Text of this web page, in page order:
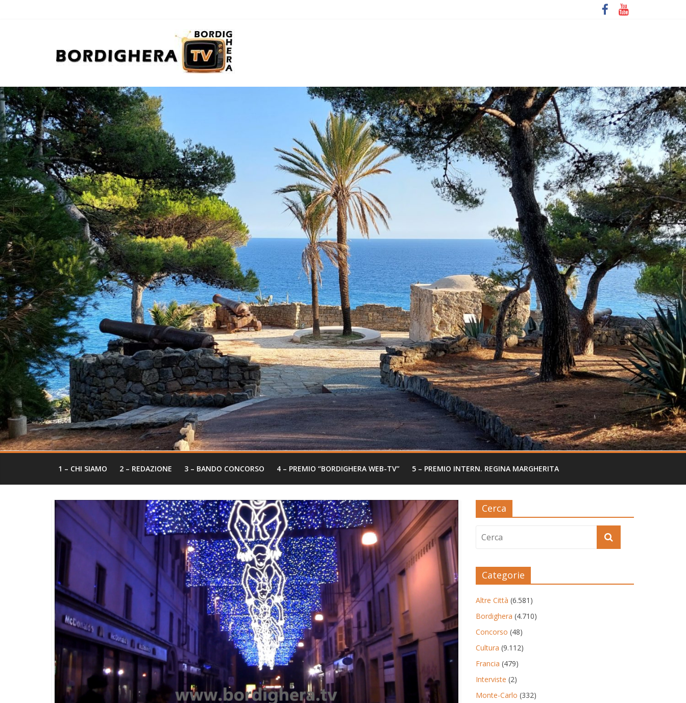
1 – CHI SIAMO 2 – REDAZIONE 3 – BANDO CONCORSO 4 – PREMIO “BORDIGHERA WEB-TV” 5 – PREMIO INTERN. REGINA MARGHERITA
Cerca
Categorie
Altre Città (6.581)
Bordighera (4.710)
Concorso (48)
Cultura (9.112)
Francia (479)
Interviste (2)
Monte-Carlo (332)